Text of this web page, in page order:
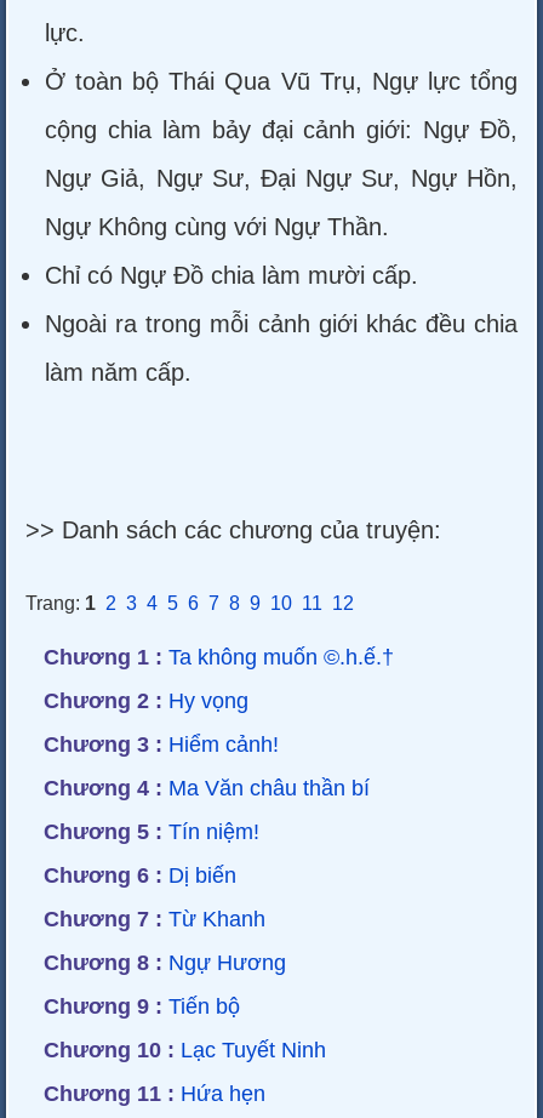
lực.
Ở toàn bộ Thái Qua Vũ Trụ, Ngự lực tổng
cộng chia làm bảy đại cảnh giới: Ngự Đồ,
Ngự Giả, Ngự Sư, Đại Ngự Sư, Ngự Hồn,
Ngự Không cùng với Ngự Thần.
Chỉ có Ngự Đồ chia làm mười cấp.
Ngoài ra trong mỗi cảnh giới khác đều chia
làm năm cấp.
>> Danh sách các chương của truyện:
Trang: 1 2 3 4 5 6 7 8 9 10 11 12
Chương 1 : Ta không muốn ©.h.ế.†
Chương 2 : Hy vọng
Chương 3 : Hiểm cảnh!
Chương 4 : Ma Văn châu thần bí
Chương 5 : Tín niệm!
Chương 6 : Dị biến
Chương 7 : Từ Khanh
Chương 8 : Ngự Hương
Chương 9 : Tiến bộ
Chương 10 : Lạc Tuyết Ninh
Chương 11 : Hứa hẹn